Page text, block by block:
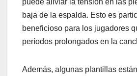
puede aliviar la tensión en las
baja de la espalda. Esto es
beneficioso para los jugadores
períodos prolongados en la
Además, algunas plantillas